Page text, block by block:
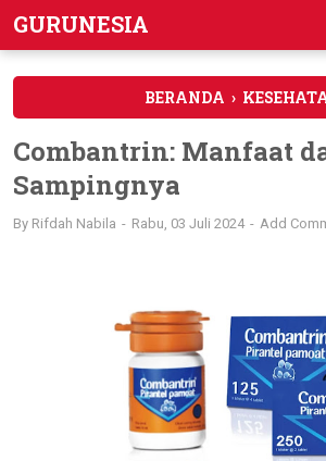
GURUNESIA
BERANDA ›
Combantrin: Manfaat
Sampingnya
By Rifdah Nabila Rabu, 03 Juli 2024 Add